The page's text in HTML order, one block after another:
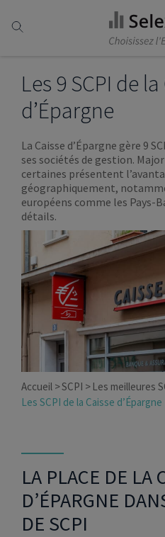
Les 9 SCPI de
d’Épargne
La Caisse d’Épargne gère 9
ses sociétés de gestion.
certaines présentent
géographiquement,
européens comme les Pays-
détails.
Accueil SCPI
Les meilleures
Les SCPI de la Caisse d’Épargne
LA PLACE DE LA
D’ÉPARGNE
DE SCPI